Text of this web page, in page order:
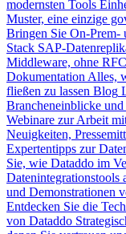
modernsten Tools
Muster, eine einzige
Bringen Sie On-Prem-
Stack SAP-
Middleware, ohne RFC
Dokumentation Alles,
fließen zu lassen Blog
Brancheneinblicke und
Webinare zur Arbeit
Neuigkeiten,
Expertentipps zur
Sie, wie Dataddo im
Datenintegrationstools
und Demonstrationen
Entdecken Sie die
von Dataddo